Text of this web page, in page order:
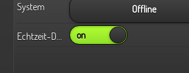
System Offline
Echtzeit-Daten on